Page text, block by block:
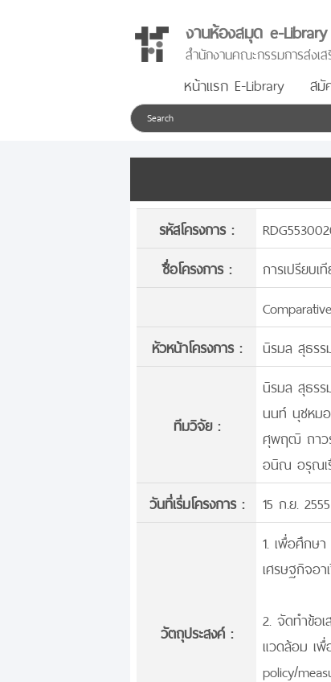
งานห้องสมุด e-Library
สำนักงานคณะกรรมการส่งเ
หน้าแรก E-Library สมั
รหัสโครงการ :
ชื่อโครงการ :
การเปรียบ
หัวหน้าโครงการ :
นิรมล สุธร
ทีมวิจัย :
นิรมล สุธร
นนท์ นุชหม
ศุพฤฒิ ถาว
อนิณ อรุณเ
วันที่เริ่มโครงการ :
15 ก.ย. 2555
วัตถุประสงค์ :
1. เพื่อศึกษ
เศรษฐกิจอา
2. จัดทำข้อ
แวดล้อม เพื่
policy/